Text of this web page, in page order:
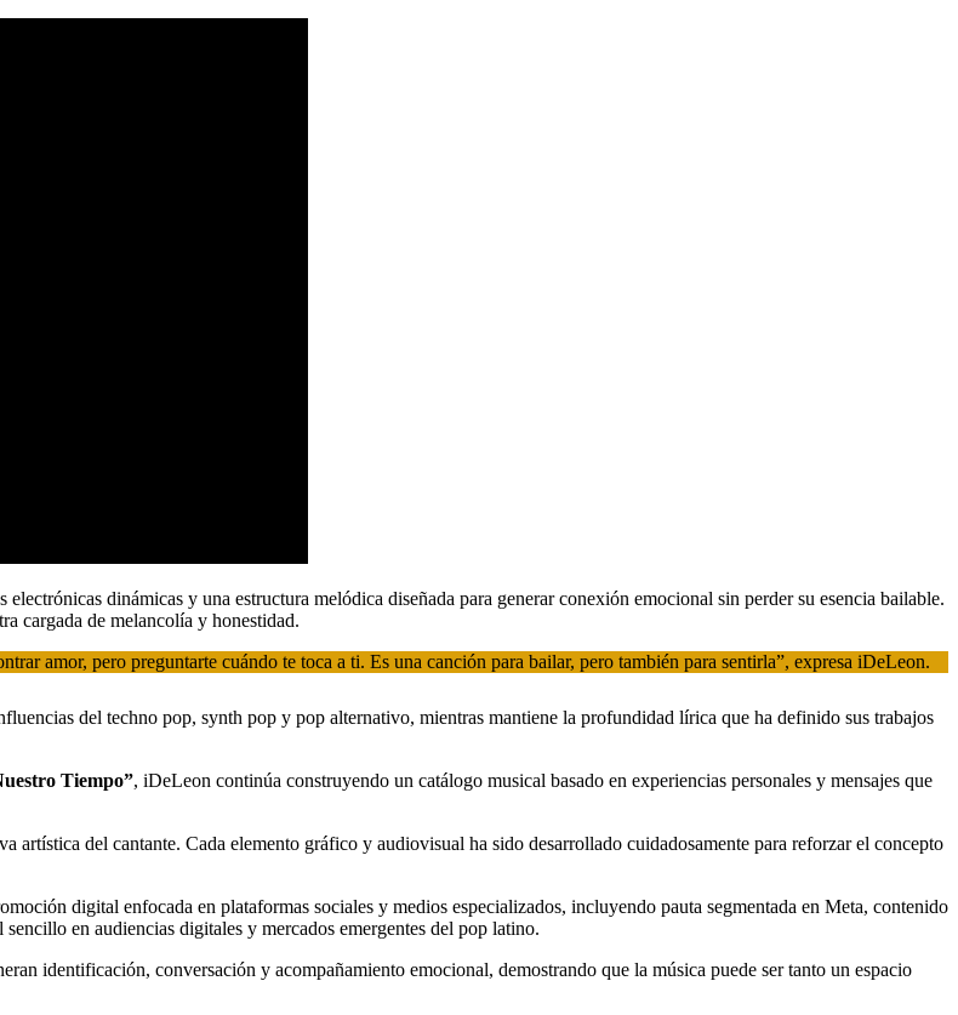
dinámicas y una estructura melódica diseñada para generar conexión emocional sin perder su esencia bailable.
cargada de melancolía y honestidad.
amor, pero preguntarte cuándo te toca a ti. Es una canción para bailar, pero también para sentirla”, expresa iDeLeon.
del techno pop, synth pop y pop alternativo, mientras mantiene la profundidad lírica que ha definido sus trabajos
Tiempo”, iDeLeon continúa construyendo un catálogo musical basado en experiencias personales y mensajes que
artística del cantante. Cada elemento gráfico y audiovisual ha sido desarrollado cuidadosamente para reforzar el concepto
digital enfocada en plataformas sociales y medios especializados, incluyendo pauta segmentada en Meta, contenido
en audiencias digitales y mercados emergentes del pop latino.
identificación, conversación y acompañamiento emocional, demostrando que la música puede ser tanto un espacio